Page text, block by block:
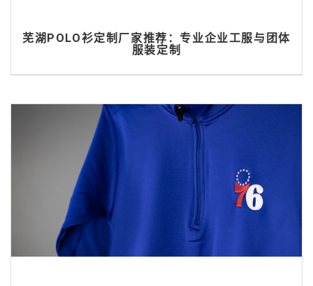
芜湖POLO衫定制厂家推荐：专业企业工服与团体
服装定制